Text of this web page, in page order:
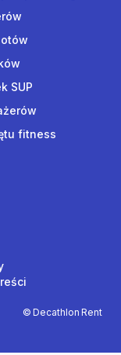
SUP
fitness
© Decathlon Rent